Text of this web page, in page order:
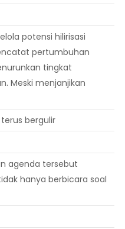
potensi hilirisasi
pertumbuhan
tingkat
Meski menjanjikan
bergulir
agenda tersebut
hanya berbicara soal